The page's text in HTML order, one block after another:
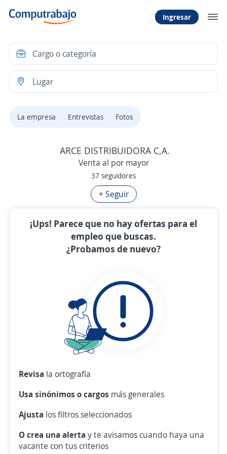
Ingresar
La empresa Entrevistas Fotos
ARCE DISTRIBUIDORA C,A.
Venta al por mayor
37 seguidores
+ Seguir
¡Ups! Parece que no hay ofertas para el
empleo que buscas.
¿Probamos de nuevo?
Revisa la ortografía
Usa sinónimos o cargos más generales
Ajusta los filtros seleccionados
O crea una alerta y te avisamos cuando haya una
vacante con tus criterios